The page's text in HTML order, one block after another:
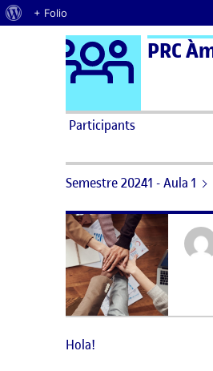
Quant al WordPress
+ Folio
Saltar al contingut Logo Ágora
PRC
Participants
Semestre 20241 - Aula 1
Hola!